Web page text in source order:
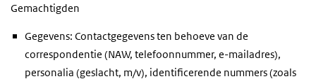
Gemachtigden
Gegevens: Contactgegevens ten behoeve van de
correspondentie (NAW, telefoonnummer, e-mailadres),
personalia (geslacht, m/v), identificerende nummers (zoals